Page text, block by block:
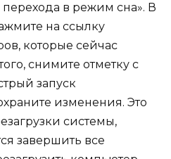
в режим сна». В
на ссылку
которые сейчас
снимите отметку с
запуск
изменения. Это
системы,
завершить все